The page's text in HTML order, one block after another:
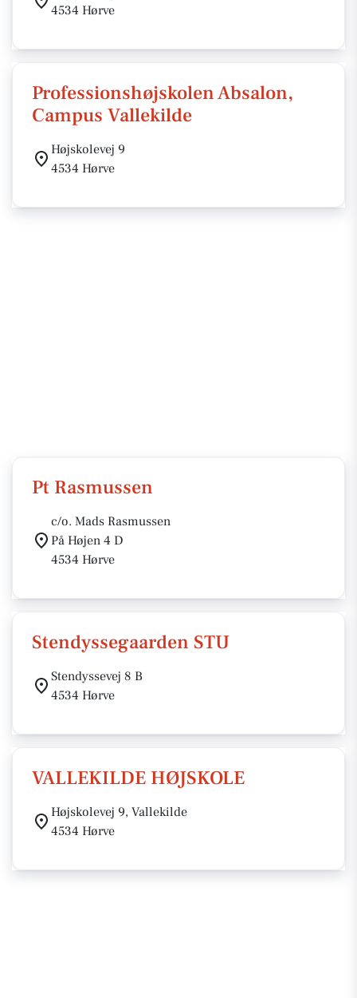
4534 Hørve
Professionshøjskolen Absalon,
Campus Vallekilde
Højskolevej 9
4534 Hørve
Pt Rasmussen
c/o. Mads Rasmussen
På Højen 4 D
4534 Hørve
Stendyssegaarden STU
Stendyssevej 8 B
4534 Hørve
VALLEKILDE HØJSKOLE
Højskolevej 9, Vallekilde
4534 Hørve